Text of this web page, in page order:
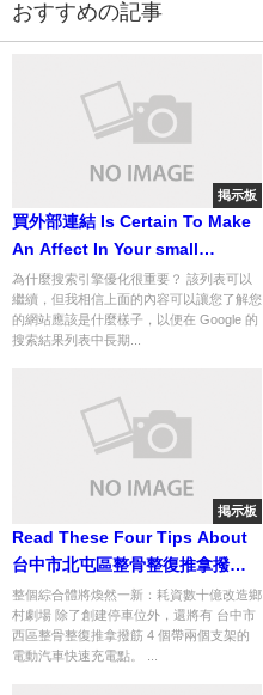
おすすめの記事
掲示板
買外部連結 Is Certain To Make
An Affect In Your small
business
為什麼搜索引擎優化很重要？ 該列表可以
繼續，但我相信上面的內容可以讓您了解您
的網站應該是什麼樣子，以便在 Google 的
搜索結果列表中長期...
掲示板
Read These Four Tips About
台中市北屯區整骨整復推拿撥筋
To Double Your Business
整個綜合體將煥然一新：耗資數十億改造鄉
村劇場 除了創建停車位外，還將有 台中市
西區整骨整復推拿撥筋 4 個帶兩個支架的
電動汽車快速充電點。 ...